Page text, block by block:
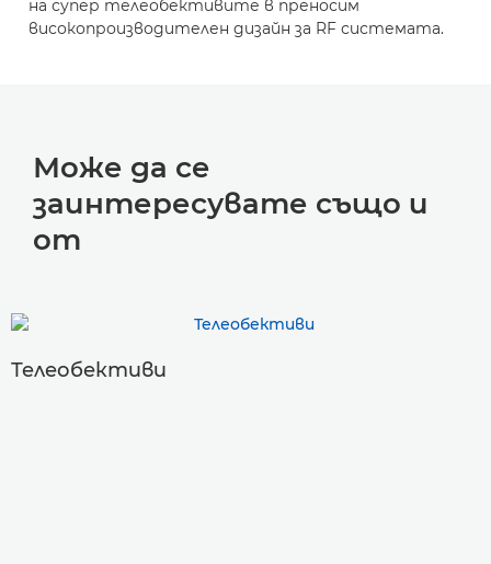
на супер телеобективите в преносим
високопроизводителен дизайн за RF системата.
Може да се
заинтересувате също и
от
Телеобективи